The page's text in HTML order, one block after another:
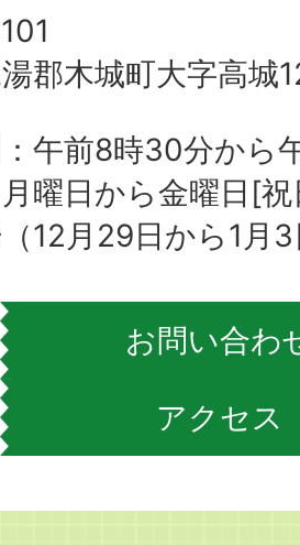
郡木城町大字高城
午前8時30分から
曜日から金曜日[
12月29日から1月
お問い合わ
アクセス